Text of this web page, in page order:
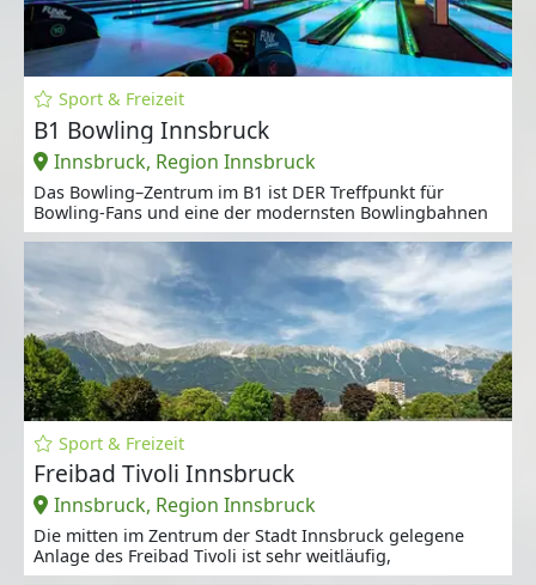
Sport & Freizeit
B1 Bowling Innsbruck
Innsbruck, Region Innsbruck
Das Bowling–Zentrum im B1 ist DER Treffpunkt für
Bowling-Fans und eine der modernsten Bowlingbahnen
Sport & Freizeit
Freibad Tivoli Innsbruck
Innsbruck, Region Innsbruck
Die mitten im Zentrum der Stadt Innsbruck gelegene
Anlage des Freibad Tivoli ist sehr weitläufig,